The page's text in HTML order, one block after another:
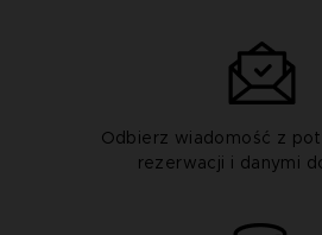
Odbierz wiadomość z
rezerwacji i danymi